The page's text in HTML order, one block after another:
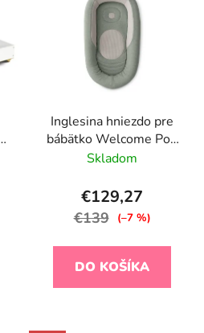
Inglesina hniezdo pre
bábätko Welcome Pod
Balance Green
Skladom
€129,27
€139 (–7 %)
DO KOŠÍKA